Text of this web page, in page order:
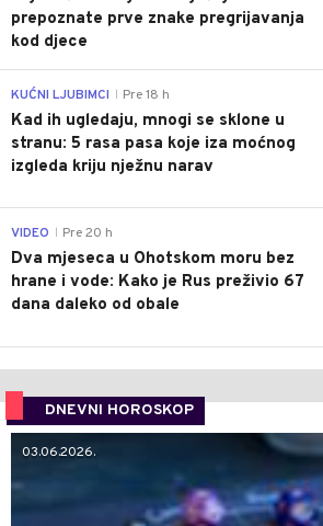
prepoznate prve znake pregrijavanja
kod djece
KUĆNI LJUBIMCI Pre 18 h
Kad ih ugledaju, mnogi se sklone u
stranu: 5 rasa pasa koje iza moćnog
izgleda kriju nježnu narav
VIDEO Pre 20 h
Dva mjeseca u Ohotskom moru bez
hrane i vode: Kako je Rus preživio 67
dana daleko od obale
DNEVNI HOROSKOP
03.06.2026.